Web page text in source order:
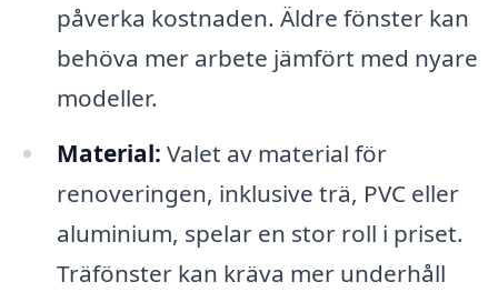
påverka kostnaden. Äldre fönster kan
behöva mer arbete jämfört med nyare
modeller.
Material: Valet av material för
renoveringen, inklusive trä, PVC eller
aluminium, spelar en stor roll i priset.
Träfönster kan kräva mer underhåll